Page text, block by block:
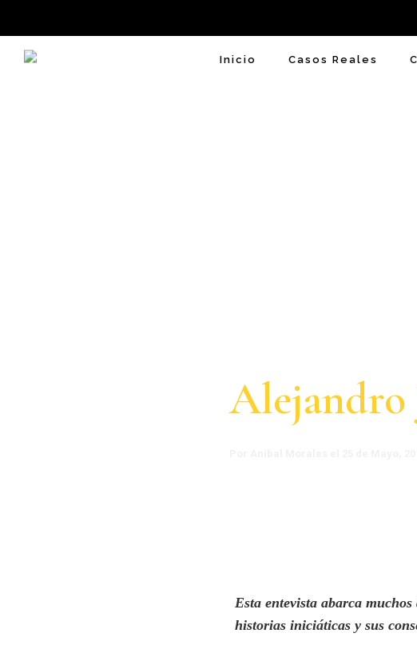
Inicio Casos Reales
Alejandro
Esta entevista abarca
historias iniciáticas y sus